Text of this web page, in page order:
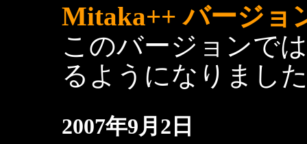
Mitaka++ バージョ
このバージョンで
るようになりまし
2007年9月2日